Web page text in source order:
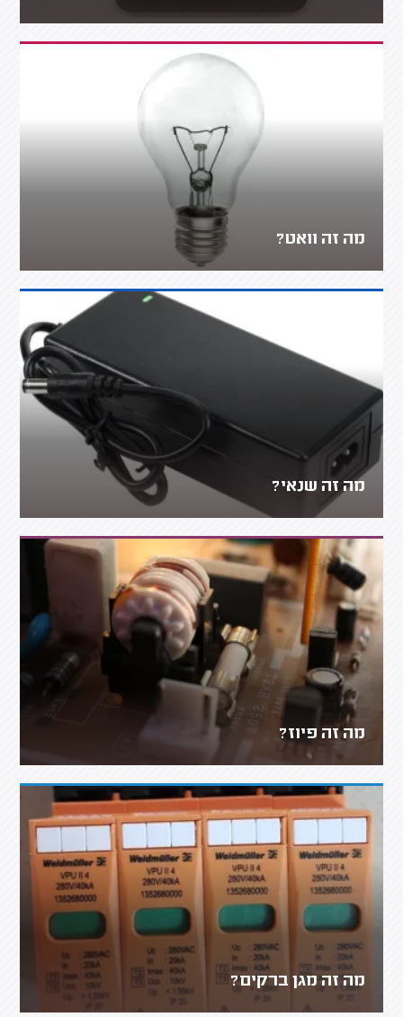
מה זה וואט?
מה זה שנאי?
מה זה פיוז?
מה זה מגן ברקים?